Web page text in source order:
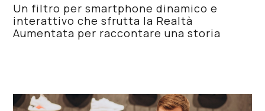
Un filtro per smartphone dinamico e
interattivo che sfrutta la Realtà
Aumentata per raccontare una storia